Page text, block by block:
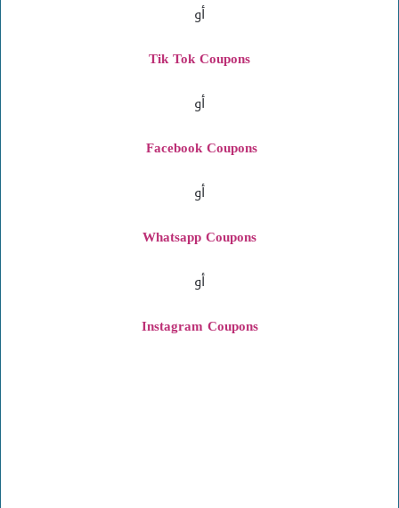
أو
Tik Tok Coupons
أو
Facebook Coupons
أو
Whatsapp Coupons
أو
Coupons
Instagram